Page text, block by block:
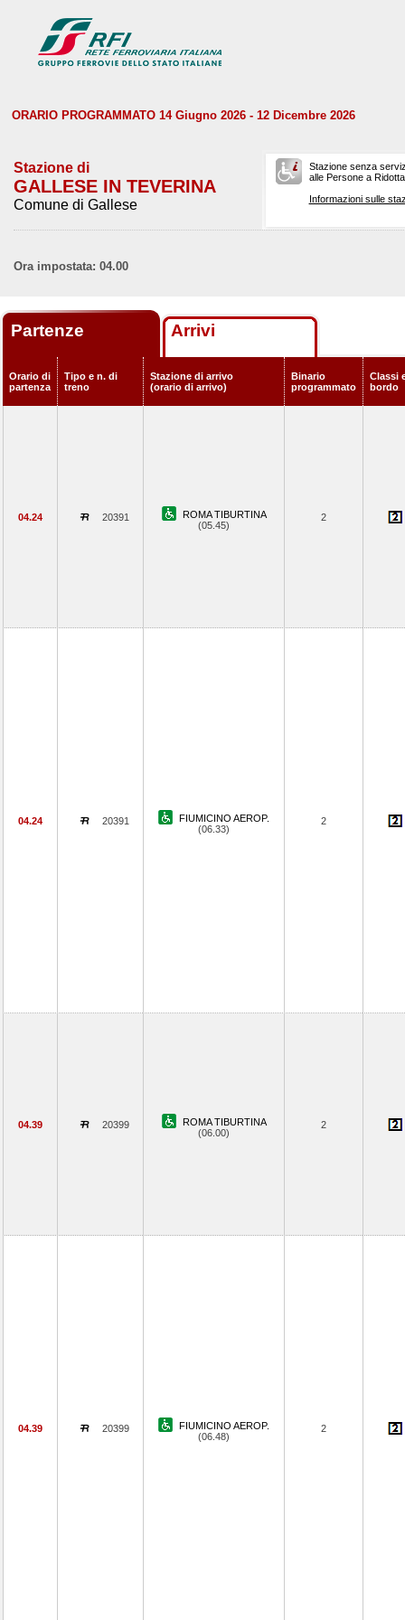
ORARIO PROGRAMMATO 14 Giugno 2026 - 12 Dicembre 2026
Stazione di
GALLESE IN TEVERINA
Comune di Gallese
Stazione senza
alle Persone a
Informazioni sulle
Ora impostata: 04.00
Partenze Arrivi
Orario di
partenza
Tipo e n. di
treno
Stazione di arrivo
(orario di arrivo)
Binario
programmato
Classi
bordo
04.24 20391
ROMA TIBURTINA
(05.45)
2
04.24 20391
FIUMICINO AEROP.
(06.33)
2
04.39 20399
ROMA TIBURTINA
(06.00)
2
04.39 20399
FIUMICINO AEROP.
(06.48)
2